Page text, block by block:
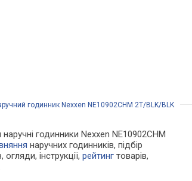
годинник Nexxen NE10902CHM 2T/BLK/BLK
годинники Nexxen NE10902CHM
наручних годинників, підбір
огляди, інструкції,рейтинг товарів,